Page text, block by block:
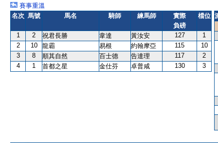
賽事重溫
名次 馬號 馬名 騎師 練馬師
實際
負磅
檔位
1 2 祝君長勝 韋達 黃汝安 127
1
2
10 龍霸 易根 約翰摩亞 115
10
3
8 順其自然 百士德 告達理 117
2
4
1 首都之星 金仕芬 卓普咸 130 3